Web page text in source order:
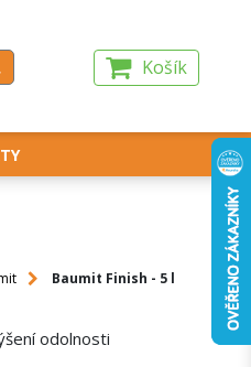
Košík
Baumit Finish - 5 l
odolnosti